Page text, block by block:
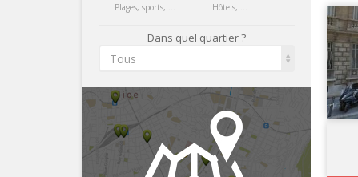
Plages, sports, ... Hôtels, ...
Dans quel quartier ?
Tous